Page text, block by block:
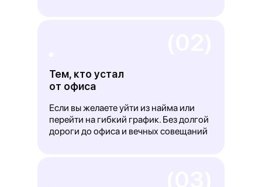
Тем, кто устал
от офиса
Если вы желаете уйти из найма или
перейти на гибкий график. Без долгой
дороги до офиса и вечных совещаний